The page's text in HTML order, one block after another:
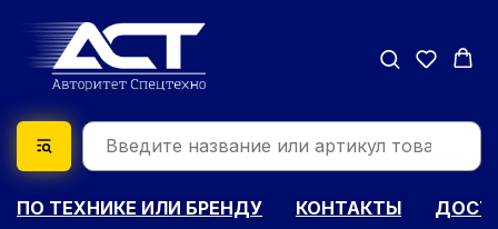
ПО ТЕХНИКЕ ИЛИ БРЕНДУ КОНТАКТЫ